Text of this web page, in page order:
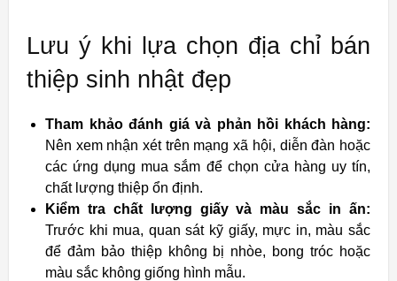
Lưu ý khi lựa chọn địa chỉ bán
thiệp sinh nhật đẹp
Tham khảo đánh giá và phản hồi khách hàng:
Nên xem nhận xét trên mạng xã hội, diễn đàn hoặc
các ứng dụng mua sắm để chọn cửa hàng uy tín,
chất lượng thiệp ổn định.
Kiểm tra chất lượng giấy và màu sắc in ấn:
Trước khi mua, quan sát kỹ giấy, mực in, màu sắc
để đảm bảo thiệp không bị nhòe, bong tróc hoặc
màu sắc không giống hình mẫu.